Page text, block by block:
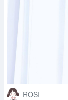
ROSI